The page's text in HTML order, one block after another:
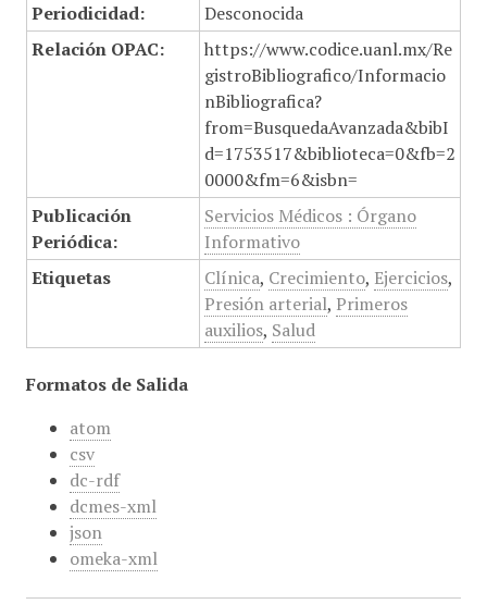
Periodicidad:
Desconocida
Relación OPAC:
https://www.codice.uanl.mx/Re
gistroBibliografico/Informacio
nBibliografica?
from=BusquedaAvanzada&bibI
d=1753517&biblioteca=0&fb=2
0000&fm=6&isbn=
Publicación
Periódica:
Servicios Médicos : Órgano
Informativo
Etiquetas
Clínica, Crecimiento, Ejercicios,
Presión arterial, Primeros
auxilios, Salud
Formatos de Salida
atom
csv
dc-rdf
dcmes-xml
json
omeka-xml